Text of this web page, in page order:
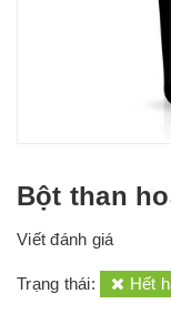
Bột than
Viết đánh giá
Trạng thái: Hết